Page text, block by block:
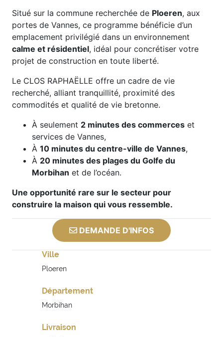
Situé sur la commune recherchée de Ploeren, aux
portes de Vannes, ce programme bénéficie d’un
emplacement privilégié dans un environnement
calme et résidentiel, idéal pour concrétiser votre
projet de construction en toute liberté.
Le CLOS RAPHAËLLE offre un cadre de vie
recherché, alliant tranquillité, proximité des
commodités et qualité de vie bretonne.
À seulement 2 minutes des commerces et
services de Vannes,
À 10 minutes du centre-ville de Vannes,
À 20 minutes des plages du Golfe du
Morbihan et de l’océan.
Une opportunité rare sur le secteur pour
construire la maison qui vous ressemble.
DEMANDE D'INFOS
Ville
Ploeren
Département
Morbihan
Livraison